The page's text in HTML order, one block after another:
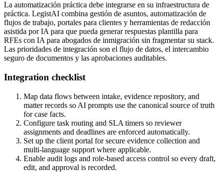
La automatización práctica debe integrarse en su infraestructura de
práctica. LegistAI combina gestión de asuntos, automatización de
flujos de trabajo, portales para clientes y herramientas de redacción
asistida por IA para que pueda generar respuestas plantilla para
RFEs con IA para abogados de inmigración sin fragmentar su stack.
Las prioridades de integración son el flujo de datos, el intercambio
seguro de documentos y las aprobaciones auditables.
Integration checklist
Map data flows between intake, evidence repository, and
matter records so AI prompts use the canonical source of truth
for case facts.
Configure task routing and SLA timers so reviewer
assignments and deadlines are enforced automatically.
Set up the client portal for secure evidence collection and
multi-language support where applicable.
Enable audit logs and role-based access control so every draft,
edit, and approval is recorded.